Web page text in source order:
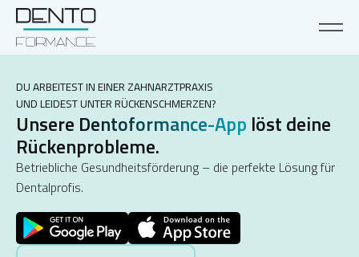
DU ARBEITEST IN EINER ZAHNARZTPRAXIS
UND LEIDEST UNTER RÜCKENSCHMERZEN?
Unsere Dentoformance-App löst deine
Rückenprobleme.
Betriebliche Gesundheitsförderung – die perfekte Lösung für
Dentalprofis.